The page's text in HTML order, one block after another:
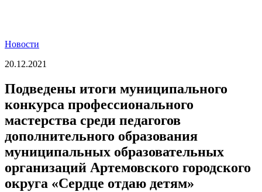
Новости
20.12.2021
Подведены итоги муниципального
конкурса профессионального
мастерства среди педагогов
дополнительного образования
муниципальных образовательных
организаций Артемовского городского
округа «Сердце отдаю детям»